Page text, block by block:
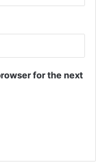
for the next